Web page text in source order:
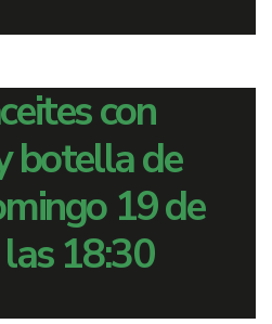
con
botella de
19 de
18:30